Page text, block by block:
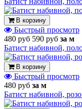
В корзину
Быстрый просмотр
480 руб 590 руб за м
Батист набивной,
В корзину
Быстрый просмотр
480 руб за м
Батист набивной,